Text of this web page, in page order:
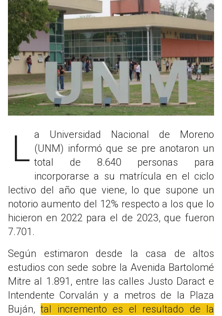
La Universidad Nacional de Moreno (UNM) informó que se pre anotaron un
total de 8.640 personas para
incorporarse a su matrícula en el ciclo
lectivo del año que viene, lo que supone un
notorio aumento del 12% respecto a los que lo
hicieron en 2022 para el de 2023, que fueron
7.701.
Según estimaron desde la casa de altos
estudios con sede sobre la Avenida Bartolomé
Mitre al 1.891, entre las calles Justo Daract e
Intendente Corvalán y a metros de la Plaza
Buján,tal incremento es el resultado de la